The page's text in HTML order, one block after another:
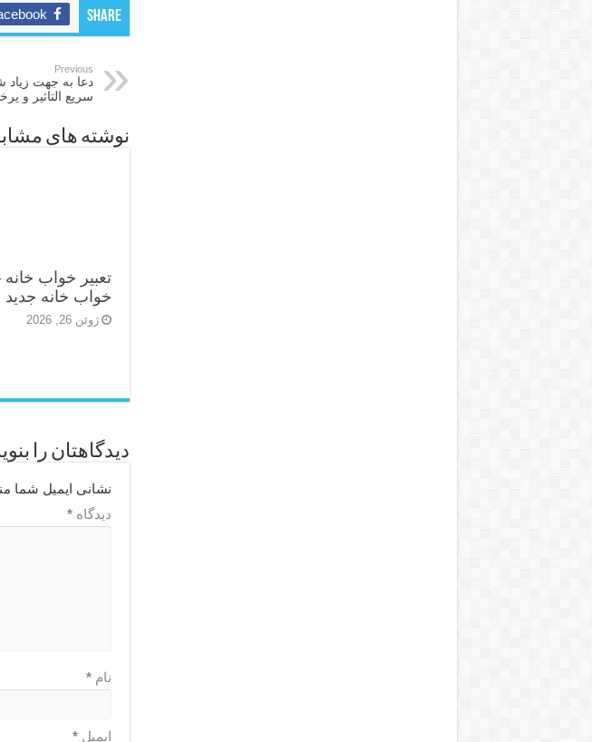
Share
Previous
دعا به جهت
سریع التاثیر و
نوشته های
تعبیر خواب خانه
خواب خانه جدید
ژوئن 26, 2026
دیدگاهتان را
نشانی ایمیل شما
دیدگاه*
نام*
ایمیل*